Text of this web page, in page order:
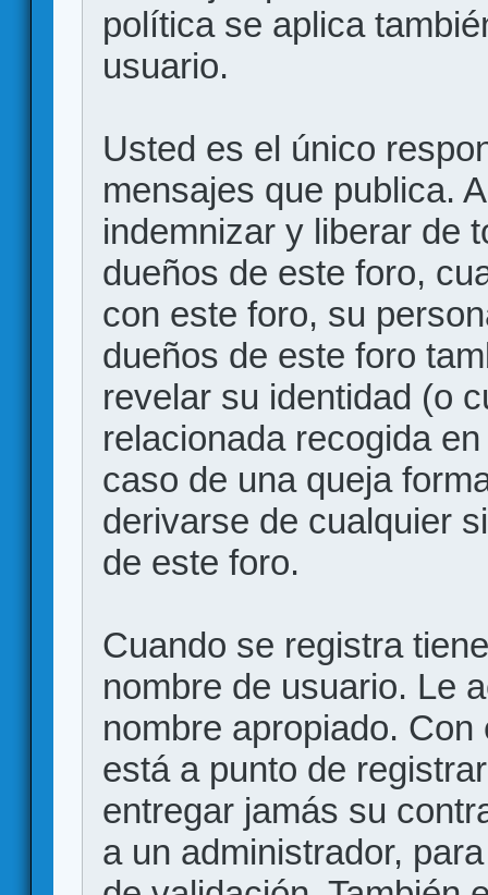
política se aplica
usuario.
Usted es el único
mensajes que publica.
indemnizar y liberar de
dueños de este foro,
con este foro, su
dueños de este foro
revelar su identidad (o
relacionada recogida
caso de una queja
derivarse de cualquier
de este foro.
Cuando se registra
nombre de usuario. Le
nombre apropiado.
está a punto de
entregar jamás su
a un administrador,